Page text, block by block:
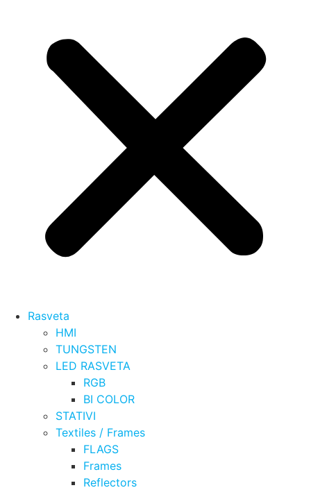
Rasveta
HMI
TUNGSTEN
LED RASVETA
RGB
BI COLOR
STATIVI
Textiles / Frames
FLAGS
Frames
Reflectors